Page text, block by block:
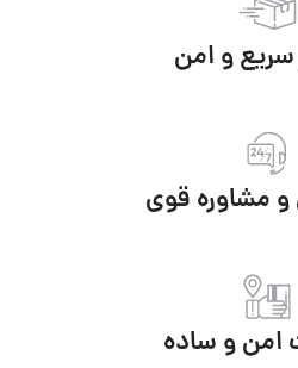
سریع و امن
و مشاوره قوی
امن و ساده